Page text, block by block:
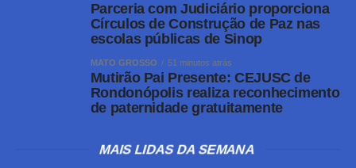
Parceria com Judiciário proporciona
Círculos de Construção de Paz nas
escolas públicas de Sinop
MATO GROSSO 51 minutos atrás
Mutirão Pai Presente: CEJUSC de
Rondonópolis realiza reconhecimento
de paternidade gratuitamente
MAIS LIDAS DA SEMANA